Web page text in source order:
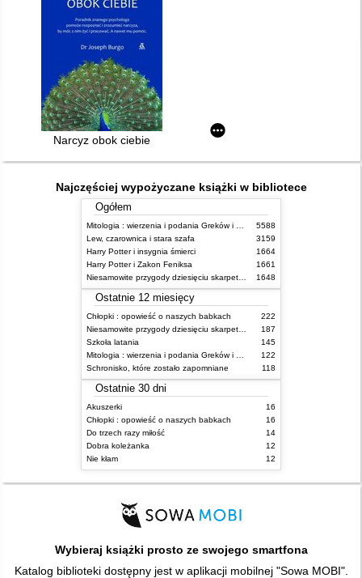
Narcyz obok ciebie
Najczęściej wypożyczane książki w bibliotece
Ogółem
5588
Lew, czarownica i stara szafa
3159
Harry Potter i insygnia śmierci
1664
Harry Potter i Zakon Feniksa
1661
1648
Ostatnie 12 miesięcy
Chłopki : opowieść o naszych babkach
222
187
Szkoła latania
145
122
Schronisko, które zostało zapomniane
118
Ostatnie 30 dni
Akuszerki
16
Chłopki : opowieść o naszych babkach
16
Do trzech razy miłość
14
Dobra koleżanka
12
Nie kłam
12
Wybieraj książki prosto ze swojego smartfona
Katalog biblioteki dostępny jest w aplikacji mobilnej "Sowa MOBI".